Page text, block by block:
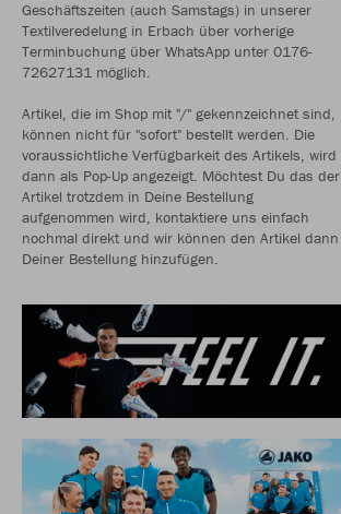
Geschäftszeiten (auch Samstags) in unserer
Textilveredelung in Erbach über vorherige
Terminbuchung über WhatsApp unter 0176-
72627131 möglich.
Artikel, die im Shop mit "/" gekennzeichnet sind,
können nicht für "sofort" bestellt werden. Die
voraussichtliche Verfügbarkeit des Artikels, wird
dann als Pop-Up angezeigt. Möchtest Du das der
Artikel trotzdem in Deine Bestellung
aufgenommen wird, kontaktiere uns einfach
nochmal direkt und wir können den Artikel dann
Deiner Bestellung hinzufügen.